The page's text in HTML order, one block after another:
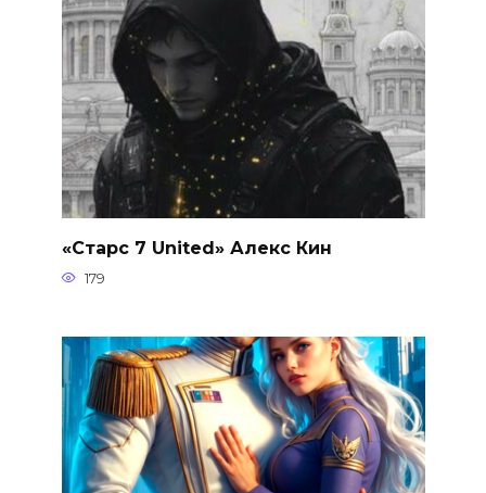
«Старс 7 United» Алекс Кин
179